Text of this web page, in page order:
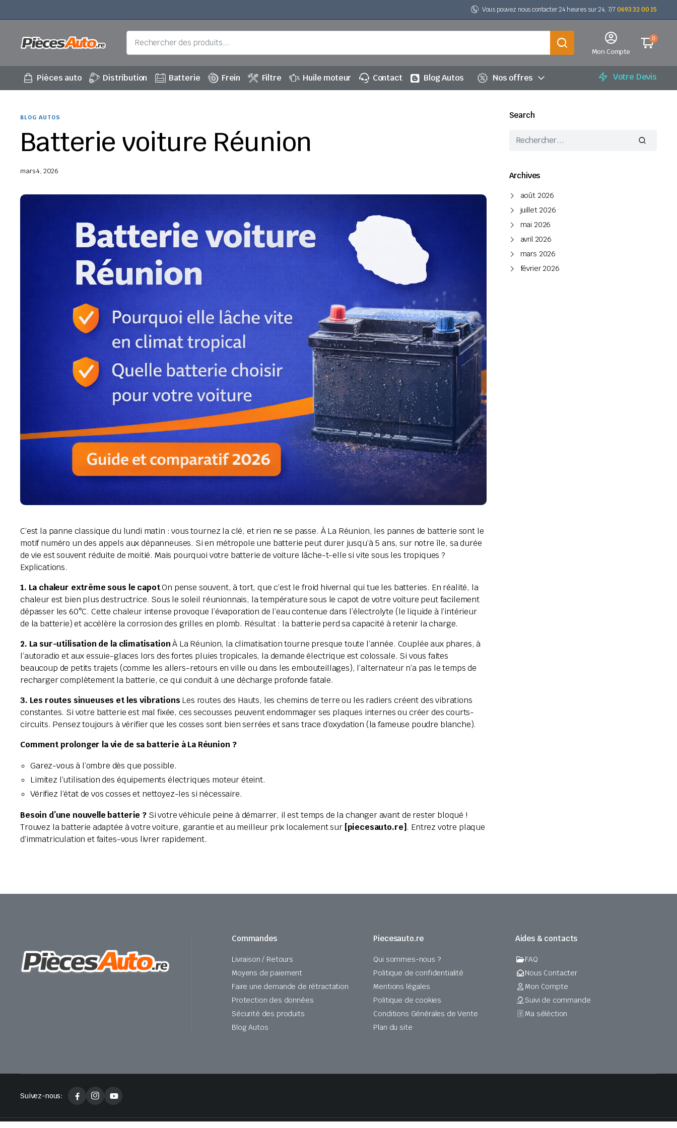
Vous pouvez nous contacter 24 heures sur 24, 7/70693 32 00 15
Mon Compte
0
Pièces auto Distribution Batterie Frein Filtre Huile moteur Contact Blog Autos Nos offres Votre Devis
BLOG AUTOS
Batterie voiture Réunion
mars 4, 2026
C’est la panne classique du lundi matin : vous tournez la clé, et rien ne se passe. À La Réunion, les pannes de batterie sont le
motif numéro un des appels aux dépanneuses. Si en métropole une batterie peut durer jusqu’à 5 ans, sur notre île, sa durée
de vie est souvent réduite de moitié. Mais pourquoi votre batterie de voiture lâche-t-elle si vite sous les tropiques ?
Explications.
1. La chaleur extrême sous le capotOn pense souvent, à tort, que c’est le froid hivernal qui tue les batteries. En réalité, la
chaleur est bien plus destructrice. Sous le soleil réunionnais, la température sous le capot de votre voiture peut facilement
dépasser les 60°C. Cette chaleur intense provoque l’évaporation de l’eau contenue dans l’électrolyte (le liquide à l’intérieur
de la batterie) et accélère la corrosion des grilles en plomb. Résultat : la batterie perd sa capacité à retenir la charge.
2. La sur-utilisation de la climatisationÀ La Réunion, la climatisation tourne presque toute l’année. Couplée aux phares, à
l’autoradio et aux essuie-glaces lors des fortes pluies tropicales, la demande électrique est colossale. Si vous faites
beaucoup de petits trajets (comme les allers-retours en ville ou dans les embouteillages), l’alternateur n’a pas le temps de
recharger complètement la batterie, ce qui conduit à une décharge profonde fatale.
3. Les routes sinueuses et les vibrations Les routes des Hauts, les chemins de terre ou les radiers créent des vibrations
constantes. Si votre batterie est mal fixée, ces secousses peuvent endommager ses plaques internes ou créer des courts-
circuits. Pensez toujours à vérifier que les cosses sont bien serrées et sans trace d’oxydation (la fameuse poudre blanche).
Comment prolonger la vie de sa batterie à La Réunion ?
Garez-vous à l’ombre dès que possible.
Limitez l’utilisation des équipements électriques moteur éteint.
Vérifiez l’état de vos cosses et nettoyez-les si nécessaire.
Besoin d’une nouvelle batterie ?Si votre véhicule peine à démarrer, il est temps de la changer avant de rester bloqué !
Trouvez la batterie adaptée à votre voiture, garantie et au meilleur prix localement sur [piecesauto.re] . Entrez votre plaque
d’immatriculation et faites-vous livrer rapidement.
Search
Archives
août 2026
juillet 2026
mai 2026
avril 2026
mars 2026
février 2026
Commandes
Livraison / Retours
Moyens de paiement
Faire une demande de rétractation
Protection des données
Sécurité des produits
Blog Autos
Piecesauto.re
Qui sommes-nous ?
Politique de confidentialité
Mentions légales
Politique de cookies
Conditions Générales de Vente
Plan du site
Aides & contacts
FAQ
Nous Contacter
Mon Compte
Suivi de commande
Ma séléction
Suivez-nous: